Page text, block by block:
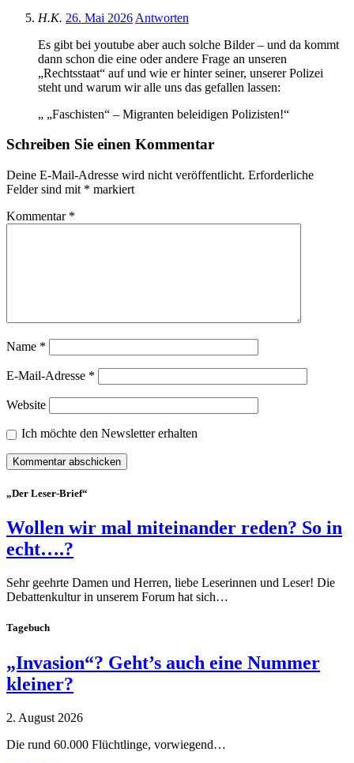
H.K. 26. Mai 2026 Antworten
Es gibt bei youtube aber auch solche Bilder – und da kommt
dann schon die eine oder andere Frage an unseren
„Rechtsstaat“ auf und wie er hinter seiner, unserer Polizei
steht und warum wir alle uns das gefallen lassen:
„ „Faschisten“ – Migranten beleidigen Polizisten!“
Schreiben Sie einen Kommentar
Deine E-Mail-Adresse wird nicht veröffentlicht. Erforderliche
Felder sind mit * markiert
Kommentar *
Name *
E-Mail-Adresse *
Website
Ich möchte den Newsletter erhalten
„Der Leser-Brief“
Wollen wir mal miteinander reden? So in
echt….?
Sehr geehrte Damen und Herren, liebe Leserinnen und Leser! Die
Debattenkultur in unserem Forum hat sich…
Tagebuch
„Invasion“? Geht’s auch eine Nummer
kleiner?
2. August 2026
Die rund 60.000 Flüchtlinge, vorwiegend…